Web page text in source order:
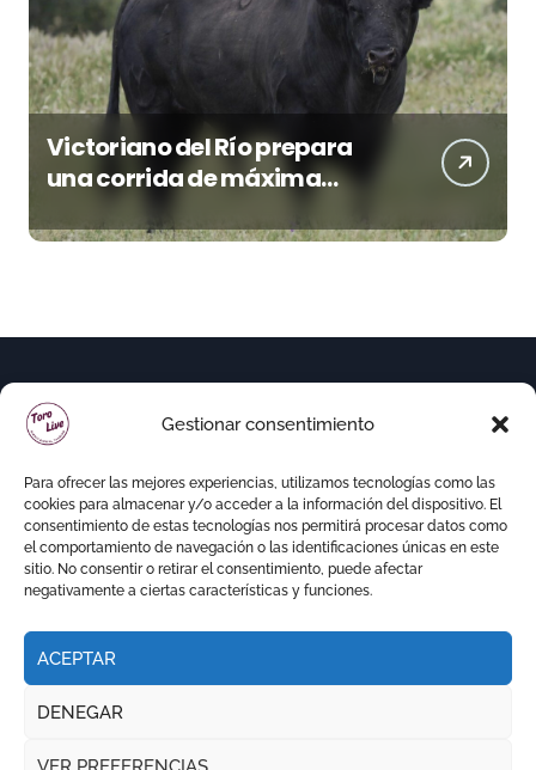
Gestionar consentimiento
Para ofrecer las mejores experiencias, utilizamos tecnologías como las
cookies para almacenar y/o acceder a la información del dispositivo. El
consentimiento de estas tecnologías nos permitirá procesar datos como
el comportamiento de navegación o las identificaciones únicas en este
sitio. No consentir o retirar el consentimiento, puede afectar
negativamente a ciertas características y funciones.
ACEPTAR
DENEGAR
Victoriano del Río prepara
una corrida de máxima
seriedad para Ciudad Real
(En Vídeo)
Copyright © Todos los derechos reservados